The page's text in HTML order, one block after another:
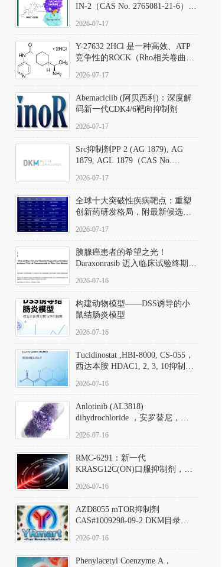
IN-2（CAS No. 2765081-21-6）：
向KRAS/NRAS/HRAS的广谱RAS
2026-07-17
Y-27632 2HCl 是一种高效、ATP
竞争性的ROCK（Rho相关卷曲螺
同等抑制ROCK1与ROCK2；其通
过精准嵌入激酶的ATP结合位点
发挥抑制作用，对ROCK1和
ROCK2的解离常数（Ki）分别为
140 nM和300 nM；在众多丝氨酸/
中，其靶向ROCK的选择性超过
200倍，凸显出优异的分子特异
2026-07-17
Abemaciclib (阿贝西利)：深度解
码新一代CDK4/6靶向抑制剂
2026-07-17
Src抑制剂PP 2 (AG 1879), AG
1879, AGL 1879（CAS No.
应用指南
2026-07-17
全球十大突破性疾病靶点：重塑
创新药研发格局，附最新候选分
2026-07-17
胰腺癌患者的希望之光！
Daraxonrasib 迈入临床试验终期阶
2026-07-16
构建动物模型——DSS诱导的小
鼠结肠炎模型
2026-07-16
Tucidinostat ,HBI-8000, CS-055，
西达本胺 HDAC1, 2, 3, 10抑制剂
D808567) - DKM活性分子
2026-07-16
Anlotinib (AL3818)
dihydrochloride ，安罗替尼，
Hydrochloride实验方法步骤SOP
2026-07-16
RMC-6291：新一代
KRASG12C(ON)口服抑制剂，
(Elironrasib)CAS#2641998-63-0
2026-07-16
AZD8055 mTOR抑制剂
CAS#1009298-09-2 DKM目录号
激酶抑制剂的深度剖析
2026-07-16
Phenylacetyl Coenzyme A，